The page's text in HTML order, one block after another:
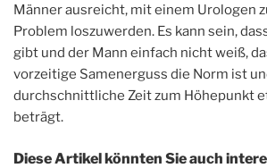
Männer ausreicht, mit einem Urologen
Problem loszuwerden. Es kann sein,
gibt und der Mann einfach nicht weiß,
vorzeitige Samenerguss die Norm ist
durchschnittliche Zeit zum Höhepunkt
beträgt.
Diese Artikel könnten Sie auch